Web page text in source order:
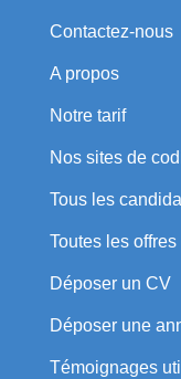
Contactez-nous
A propos
Notre tarif
Nos sites de
Tous les
Toutes les
Déposer un CV
Déposer une
Témoignages